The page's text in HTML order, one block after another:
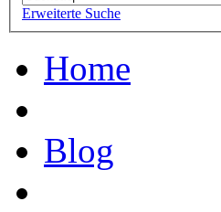
Erweiterte Suche
Home
Blog